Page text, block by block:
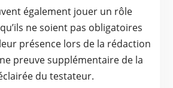
également jouer un rôle
ne soient pas obligatoires
présence lors de la rédaction
preuve supplémentaire de la
du testateur.